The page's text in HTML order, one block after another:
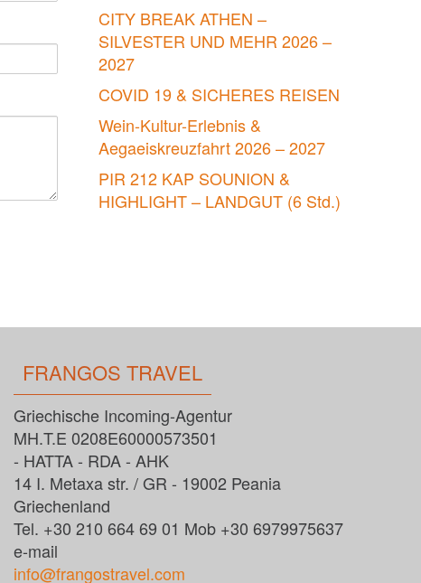
CITY BREAK ATHEN –
SILVESTER UND MEHR 2026 –
2027
COVID 19 & SICHERES REISEN
Wein-Kultur-Erlebnis &
Aegaeiskreuzfahrt 2026 – 2027
PIR 212 KAP SOUNION &
HIGHLIGHT – LANDGUT (6 Std.)
FRANGOS TRAVEL
Griechische Incoming-Agentur
MH.T.E 0208E60000573501
- HATTA - RDA - AHK
14 I. Metaxa str. / GR - 19002 Peania
Griechenland
Tel. +30 210 664 69 01 Mob +30 6979975637
e-mail
info@frangostravel.com